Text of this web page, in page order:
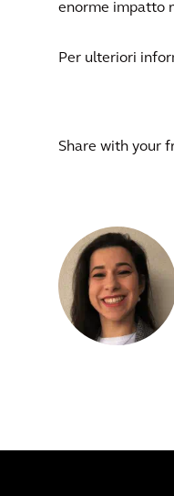
enorme impatto
Per ulteriori
Share with your